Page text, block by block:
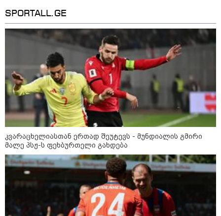
14 გარდაცვლილი, 22
დაშავებული, მასშტაბური
ხანძარი - რუსეთმა კიევზე
იერიში ბალისტიკური
რაკეტებით მიიტანა
14:13 / 04-08-2026
მორიგი თავდასხმა რუსეთში,
ნავთობგადამამუშავებელ
ქარხანაზე - რა დეტალებია
ცნობილი
კატეგორიის ყველა სიახლე
SPORTALL.GE
კვარაცხელიასთან ერთად შეუტევს - მუნდიალის გმირი
მალე პსჟ-ს ფეხბურთელი გახდება